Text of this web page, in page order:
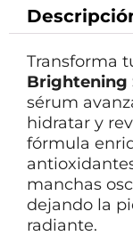
Transforma
Brightening
sérum
hidratar y
fórmula
manchas
dejando la
radiante.